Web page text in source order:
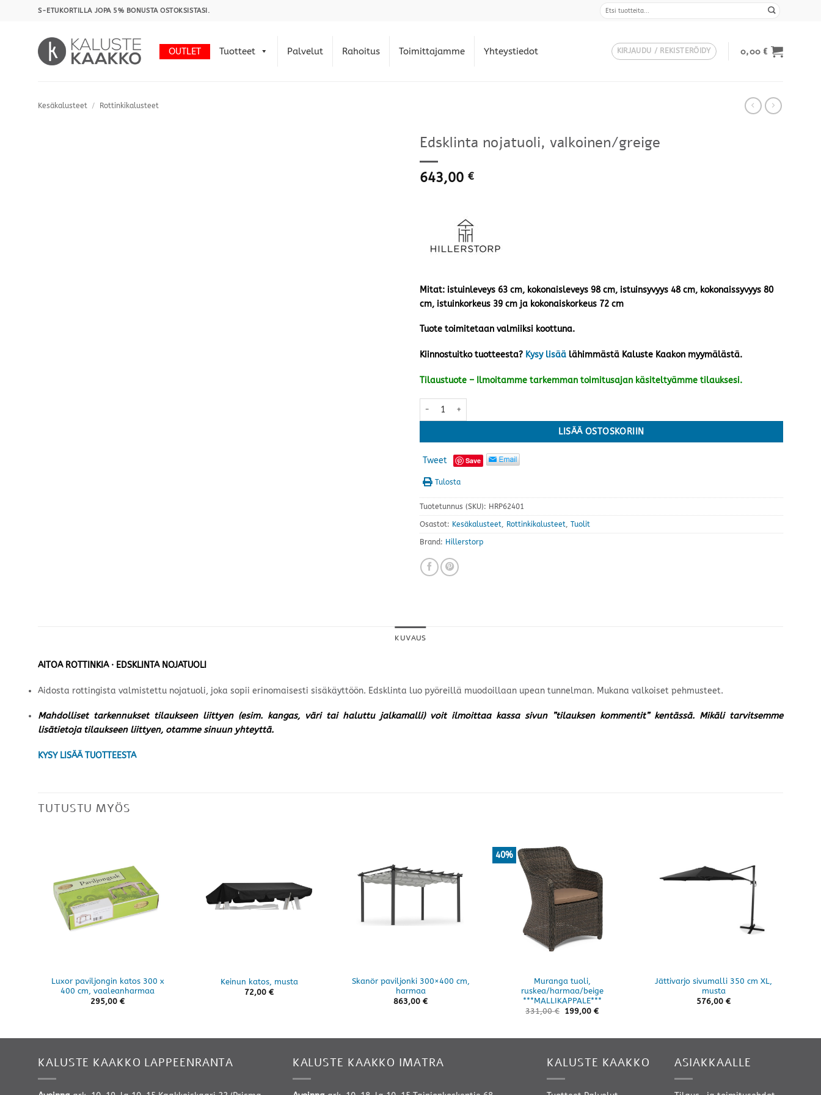
S-ETUKORTILLA JOPA 5% BONUSTA OSTOKSISTASI.
OUTLET Tuotteet Palvelut Rahoitus Toimittajamme Yhteystiedot KIRJAUDU / REKISTERÖIDY 0,00€
Kesäkalusteet / Rottinkikalusteet
Edsklinta nojatuoli, valkoinen/greige
643,00 €
Mitat: istuinleveys 63 cm, kokonaisleveys 98 cm, istuinsyvyys 48 cm, kokonaissyvyys 80
cm, istuinkorkeus 39 cm ja kokonaiskorkeus 72 cm
Tuote toimitetaan valmiiksi koottuna.
Kiinnostuitko tuotteesta? Kysy lisää lähimmästä Kaluste Kaakon myymälästä.
Tilaustuote – Ilmoitamme tarkemman toimitusajan käsiteltyämme tilauksesi.
Edsklinta nojatuoli, valkoinen/greige määrä
LISÄÄ OSTOSKORIIN
Tweet Save
Tulosta
Tuotetunnus (SKU): HRP62401
Osastot: Kesäkalusteet, Rottinkikalusteet, Tuolit
Brand: Hillerstorp
KUVAUS
AITOA ROTTINKIA · EDSKLINTA NOJATUOLI
Aidosta rottingista valmistettu nojatuoli, joka sopii erinomaisesti sisäkäyttöön. Edsklinta luo pyöreillä muodoillaan upean tunnelman. Mukana valkoiset pehmusteet.
Mahdolliset tarkennukset tilaukseen liittyen (esim. kangas, väri tai haluttu jalkamalli) voit ilmoittaa kassa sivun ”tilauksen kommentit” kentässä. Mikäli tarvitsemme
lisätietoja tilaukseen liittyen, otamme sinuun yhteyttä.
KYSY LISÄÄ TUOTTEESTA
TUTUSTU MYÖS
Luxor paviljongin katos 300 x
400 cm, vaaleanharmaa
295,00 €
Keinun katos, musta
72,00 €
Skanör paviljonki 300×400 cm,
harmaa
863,00 €
40%
Muranga tuoli,
ruskea/harmaa/beige
***MALLIKAPPALE***
331,00€ 199,00 €
Jättivarjo sivumalli 350 cm XL,
musta
576,00 €
KALUSTE KAAKKO LAPPEENRANTA KALUSTE KAAKKO IMATRA KALUSTE KAAKKO ASIAKKAALLE